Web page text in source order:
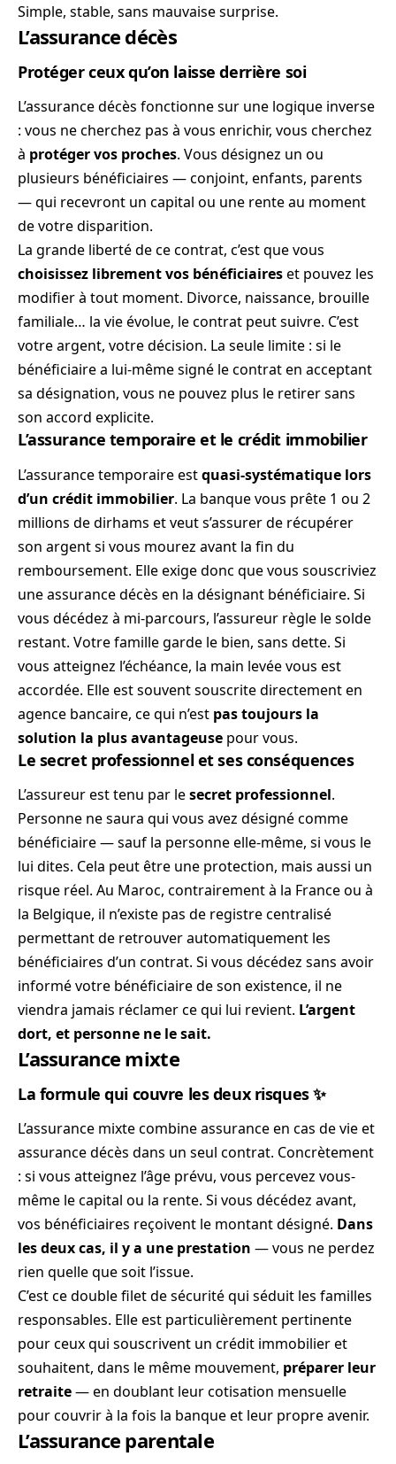
Simple, stable, sans mauvaise surprise.
L’assurance décès
Protéger ceux qu’on laisse derrière soi
L’assurance décès fonctionne sur une logique inverse
: vous ne cherchez pas à vous enrichir, vous cherchez
à protéger vos proches. Vous désignez un ou
plusieurs bénéficiaires — conjoint, enfants, parents
— qui recevront un capital ou une rente au moment
de votre disparition.
La grande liberté de ce contrat, c’est que vous
choisissez librement vos bénéficiaireset pouvez les
modifier à tout moment. Divorce, naissance, brouille
familiale… la vie évolue, le contrat peut suivre. C’est
votre argent, votre décision. La seule limite : si le
bénéficiaire a lui-même signé le contrat en acceptant
sa désignation, vous ne pouvez plus le retirer sans
son accord explicite.
L’assurance temporaire et le crédit immobilier
L’assurance temporaire estquasi-systématique lors
d’un crédit immobilier. La banque vous prête 1 ou 2
millions de dirhams et veut s’assurer de récupérer
son argent si vous mourez avant la fin du
remboursement. Elle exige donc que vous souscriviez
une assurance décès en la désignant bénéficiaire. Si
vous décédez à mi-parcours, l’assureur règle le solde
restant. Votre famille garde le bien, sans dette. Si
vous atteignez l’échéance, la main levée vous est
accordée. Elle est souvent souscrite directement en
agence bancaire, ce qui n’est pas toujours la
solution la plus avantageuse pour vous.
Le secret professionnel et ses conséquences
L’assureur est tenu par lesecret professionnel.
Personne ne saura qui vous avez désigné comme
bénéficiaire — sauf la personne elle-même, si vous le
lui dites. Cela peut être une protection, mais aussi un
risque réel. Au Maroc, contrairement à la France ou à
la Belgique, il n’existe pas de registre centralisé
permettant de retrouver automatiquement les
bénéficiaires d’un contrat. Si vous décédez sans avoir
informé votre bénéficiaire de son existence, il ne
viendra jamais réclamer ce qui lui revient. L’argent
dort, et personne ne le sait.
L’assurance mixte
La formule qui couvre les deux risques ✨
L’assurance mixte combine assurance en cas de vie et
assurance décès dans un seul contrat. Concrètement
: si vous atteignez l’âge prévu, vous percevez vous-
même le capital ou la rente. Si vous décédez avant,
vos bénéficiaires reçoivent le montant désigné. Dans
les deux cas, il y a une prestation — vous ne perdez
rien quelle que soit l’issue.
C’est ce double filet de sécurité qui séduit les familles
responsables. Elle est particulièrement pertinente
pour ceux qui souscrivent un crédit immobilier et
souhaitent, dans le même mouvement, préparer leur
retraite— en doublant leur cotisation mensuelle
pour couvrir à la fois la banque et leur propre avenir.
L’assurance parentale